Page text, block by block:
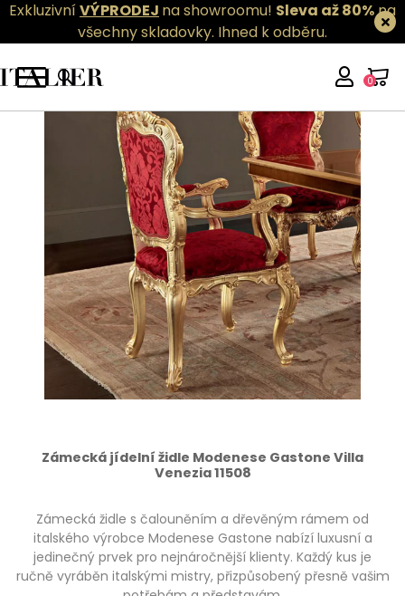
ExkluzivníVÝPRODEJ na showroomu! Sleva až 80%na
všechny skladovky. Ihned k odběru.
0
Zámecká jídelní židle Modenese Gastone Villa
Venezia 11508
Zámecká židle s čalouněním a dřevěným rámem od
italského výrobce Modenese Gastone nabízí luxusní a
jedinečný prvek pro nejnáročnější klienty. Každý kus je
ručně vyráběn italskými mistry, přizpůsobený přesně vašim